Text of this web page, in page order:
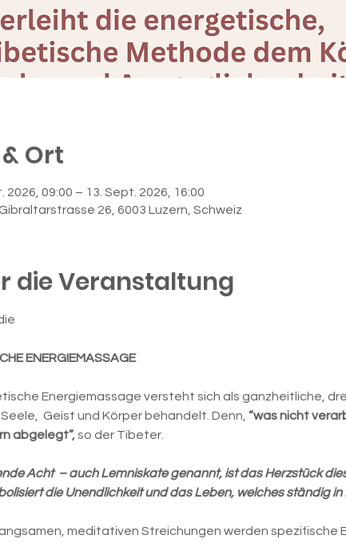
Ort
2026, 09:00 – 13. Sept. 2026, 16:00
26, 6003 Luzern, Schweiz
die Veranstaltung
ENERGIEMASSAGE
Energiemassage versteht sich als ganzheitliche,
Geist und Körper behandelt. Denn, “was nicht
abgelegt”, so der Tibeter.
Acht  – auch Lemniskate genannt, ist das Herzstück
die Unendlichkeit und das Leben, welches ständig
meditativen Streichungen werden spezifische